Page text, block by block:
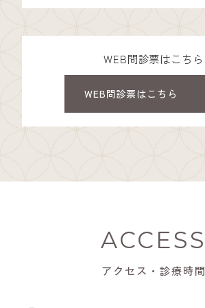
WEB問診票はこちら
WEB問診票はこちら
ACCESS
アクセス・診療時間